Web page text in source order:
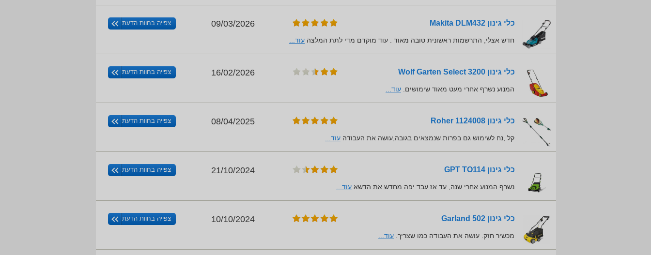
כלי גינון Makita DLM432 09/03/2026 צפייה בחוות הדעת
חדש אצלי, התרשמות ראשונית טובה מאוד . עוד מוקדם מדי לתת המלצה עוד...
כלי גינון Wolf Garten Select 3200 16/02/2026 צפייה בחוות הדעת
המנוע נשרף אחרי מעט מאוד שימושים. עוד...
כלי גינון Roher 1124008 08/04/2025 צפייה בחוות הדעת
קל ,נח לשימוש גם בפרות שנמצאים בגובה,עושה את העבודה עוד...
כלי גינון GPT TO114 21/10/2024 צפייה בחוות הדעת
נשרף המנוע אחרי שנה, עד אז עבד יפה מחדש את הדשא עוד...
כלי גינון Garland 502 10/10/2024 צפייה בחוות הדעת
מכשיר חזק. עושה את העבודה כמו שצריך. עוד...